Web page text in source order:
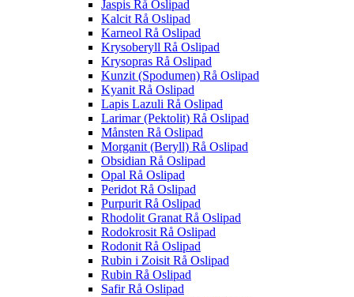
Jaspis Rå Oslipad
Kalcit Rå Oslipad
Karneol Rå Oslipad
Krysoberyll Rå Oslipad
Krysopras Rå Oslipad
Kunzit (Spodumen) Rå Oslipad
Kyanit Rå Oslipad
Lapis Lazuli Rå Oslipad
Larimar (Pektolit) Rå Oslipad
Månsten Rå Oslipad
Morganit (Beryll) Rå Oslipad
Obsidian Rå Oslipad
Opal Rå Oslipad
Peridot Rå Oslipad
Purpurit Rå Oslipad
Rhodolit Granat Rå Oslipad
Rodokrosit Rå Oslipad
Rodonit Rå Oslipad
Rubin i Zoisit Rå Oslipad
Rubin Rå Oslipad
Safir Rå Oslipad